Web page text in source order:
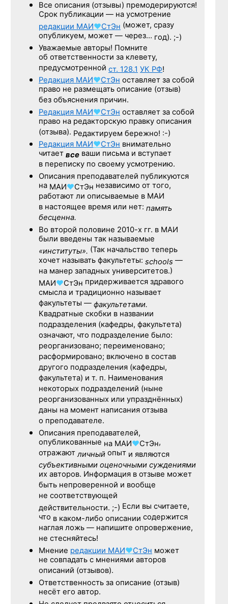
Все описания (отзывы) премодерируются!
Срок публикации — на усмотрение
редакции МАИ♥СтЭн (может, сразу
опубликуем, может — через… год). ;-)
Уважаемые авторы! Помните
об ответственности за клевету,
предусмотренной ст. 128.1 УК РФ!
Редакция МАИ♥СтЭн оставляет за собой
право не размещать описание (отзыв)
без объяснения причин.
Редакция МАИ♥СтЭн оставляет за собой
право на редакторскую правку описания
(отзыва). Редактируем бережно! :-)
Редакция МАИ♥СтЭн внимательно
читает все ваши письма и вступает
в переписку по своему усмотрению.
Описания преподавателей публикуются
на МАИ♥СтЭн независимо от того,
работают ли описываемые в МАИ
в настоящее время или нет: память
бесценна.
Во второй половине 2010-х гг. в МАИ
были введены так называемые
«институты». (Так начальство теперь
хочет называть факультеты: schools —
на манер западных университетов.)
МАИ♥СтЭн придерживается здравого
смысла и традиционно называет
факультеты — факультетами.
Квадратные скобки в названии
подразделения (кафедры, факультета)
означают, что подразделение было:
реорганизовано; переименовано;
расформировано; включено в состав
другого подразделения (кафедры,
факультета) и т. п. Наименования
некоторых подразделений (ныне
реорганизованных или упразднённых)
даны на момент написания отзыва
о преподавателе.
Описания преподавателей,
опубликованные на МАИ♥СтЭн,
отражаютличный опыт и являются
субъективными оценочными суждениями
их авторов. Информация в отзыве может
быть непроверенной и вообще
не соответствующей
действительности. ;-) Если вы считаете,
что в каком-либо описании содержится
наглая ложь — напишите опровержение,
не стесняйтесь!
Мнение редакции МАИ♥СтЭн может
не совпадать с мнениями авторов
описаний (отзывов).
Ответственность за описание (отзыв)
несёт его автор.